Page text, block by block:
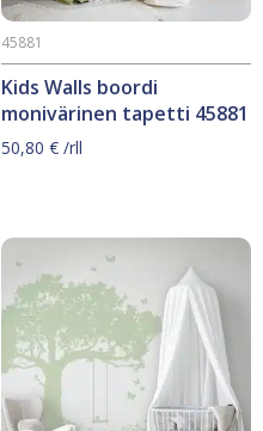
Kids Walls boordi
monivärinen tapetti 45881
45881
50,80 € /rll